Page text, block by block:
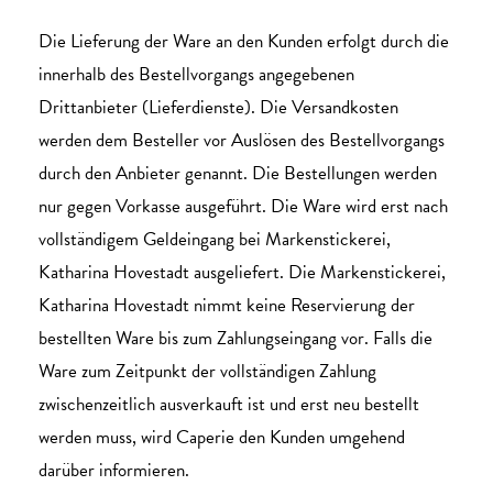
Die Lieferung der Ware an den Kunden erfolgt durch die
innerhalb des Bestellvorgangs angegebenen
Drittanbieter (Lieferdienste). Die Versandkosten
werden dem Besteller vor Auslösen des Bestellvorgangs
durch den Anbieter genannt. Die Bestellungen werden
nur gegen Vorkasse ausgeführt. Die Ware wird erst nach
vollständigem Geldeingang bei Markenstickerei,
Katharina Hovestadt ausgeliefert. Die Markenstickerei,
Katharina Hovestadt nimmt keine Reservierung der
bestellten Ware bis zum Zahlungseingang vor. Falls die
Ware zum Zeitpunkt der vollständigen Zahlung
zwischenzeitlich ausverkauft ist und erst neu bestellt
werden muss, wird Caperie den Kunden umgehend
darüber informieren.